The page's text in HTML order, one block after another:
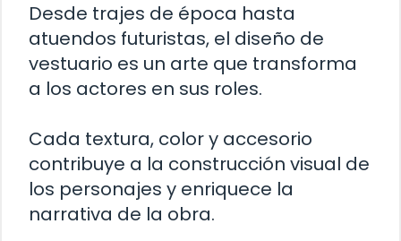
Desde trajes de época hasta
atuendos futuristas, el diseño de
vestuario es un arte que transforma
a los actores en sus roles.
Cada textura, color y accesorio
contribuye a la construcción visual de
los personajes y enriquece la
narrativa de la obra.